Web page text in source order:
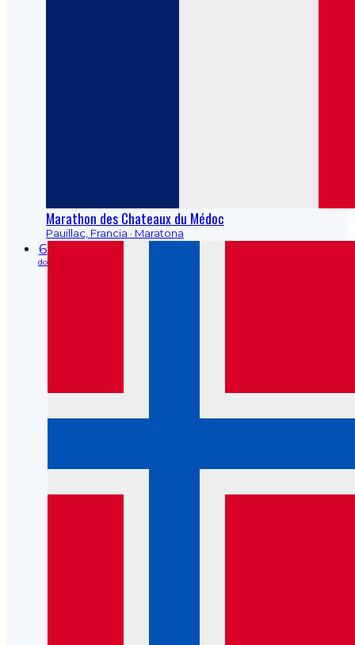
Marathon des Chateaux du Médoc
Pauillac, Francia · Maratona
6
do